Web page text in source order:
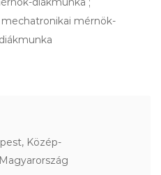
mérnök-
Közép-